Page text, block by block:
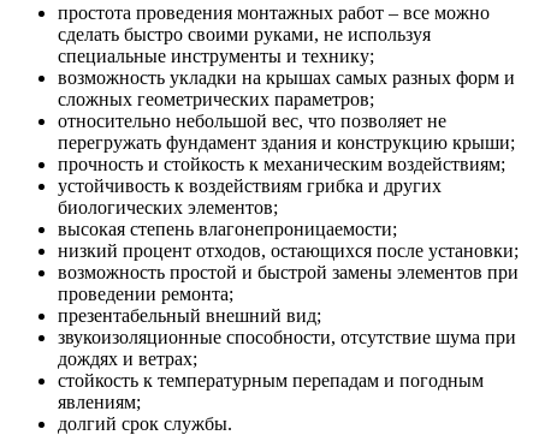
простота проведения монтажных работ – все можно
сделать быстро своими руками, не используя
специальные инструменты и технику;
возможность укладки на крышах самых разных форм и
сложных геометрических параметров;
относительно небольшой вес, что позволяет не
перегружать фундамент здания и конструкцию крыши;
прочность и стойкость к механическим воздействиям;
устойчивость к воздействиям грибка и других
биологических элементов;
высокая степень влагонепроницаемости;
низкий процент отходов, остающихся после установки;
возможность простой и быстрой замены элементов при
проведении ремонта;
презентабельный внешний вид;
звукоизоляционные способности, отсутствие шума при
дождях и ветрах;
стойкость к температурным перепадам и погодным
явлениям;
долгий срок службы.